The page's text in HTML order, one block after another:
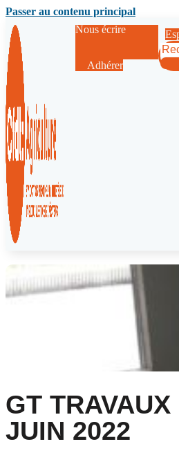
Passer au contenu principal
Nous écrire
Adhérer
GT TRAVAUX
JUIN 2022